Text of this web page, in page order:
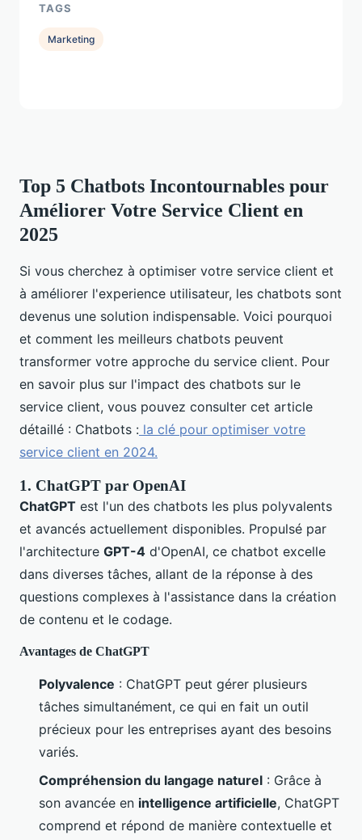
Top 5 Chatbots Incontournables pour
Améliorer Votre Service Client en
2025
Si vous cherchez à optimiser votre service client et
à améliorer l'experience utilisateur, les chatbots sont
devenus une solution indispensable. Voici pourquoi
et comment les meilleurs chatbots peuvent
transformer votre approche du service client. Pour
en savoir plus sur l'impact des chatbots sur le
service client, vous pouvez consulter cet article
détaillé : Chatbots : la clé pour optimiser votre
service client en 2024.
1. ChatGPT par OpenAI
ChatGPT est l'un des chatbots les plus polyvalents
et avancés actuellement disponibles. Propulsé par
l'architecture GPT-4 d'OpenAI, ce chatbot excelle
dans diverses tâches, allant de la réponse à des
questions complexes à l'assistance dans la création
de contenu et le codage.
Avantages de ChatGPT
Polyvalence : ChatGPT peut gérer plusieurs
tâches simultanément, ce qui en fait un outil
précieux pour les entreprises ayant des besoins
variés.
Compréhension du langage naturel : Grâce à
son avancée en intelligence artificielle, ChatGPT
comprend et répond de manière contextuelle et
TAGS
Marketing